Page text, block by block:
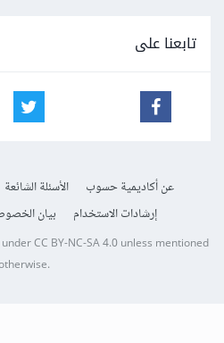
تابعنا على
عن أكاديمية حسوب الأسئلة الشائعة
إرشادات الاستخدام
بيان
underCC BY-NC-SA 4.0unless mentioned
otherwise.